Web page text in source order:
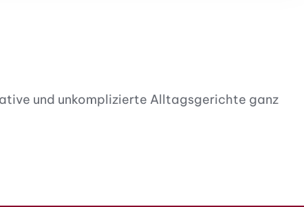
und unkomplizierte Alltagsgerichte ganz